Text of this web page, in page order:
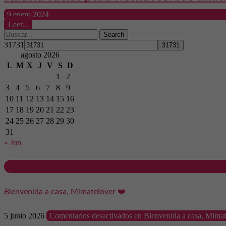
9 enero 2024
Leer...
Search
31731
agosto 2026
L M X J V S D
1
2
3
4 5 6 7 8
9
10 11 12 13 14 15 16
17 18 19 20 21 22 23
24 25 26 27 28 29 30
31
« Jun
Bienvenida a casa, Mimatelover ❤️
5 junio 2026 Comentarios desactivados en Bienvenida a casa,